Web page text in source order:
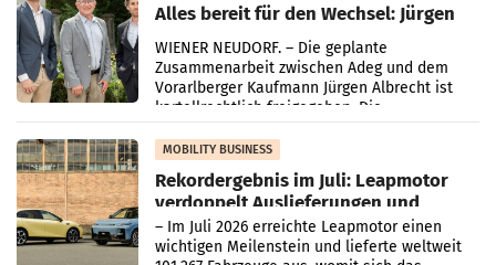
Alles bereit für den Wechsel: Jürgen
Albrecht setzt ab 1.1.2027 auf Adeg
WIENER NEUDORF. – Die geplante
Zusammenarbeit zwischen Adeg und dem
Vorarlberger Kaufmann Jürgen Albrecht ist
kartellrechtlich freigegeben: Die
Bundeswettbewerbsbehörde und der
Bundeskartellanwalt
MOBILITY BUSINESS
Rekordergebnis im Juli: Leapmotor
verdoppelt Auslieferungen und
überschreitet die 100.000er-Marke
– Im Juli 2026 erreichte Leapmotor einen
wichtigen Meilenstein und lieferte weltweit